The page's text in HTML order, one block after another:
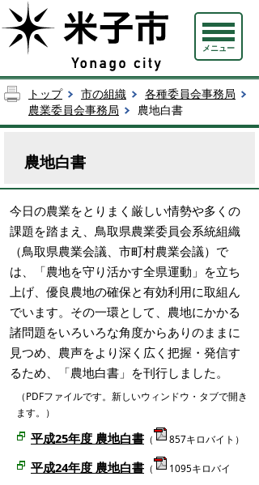
メニュー
トップ 市の組織
各種委員会事務局
農業委員会事務局
農地白書
農地白書
今日の農業をとりまく厳しい情勢や多くの
課題を踏まえ、鳥取県農業委員会系統組織
（鳥取県農業会議、市町村農業会議）で
は、「農地を守り活かす全県運動」を立ち
上げ、優良農地の確保と有効利用に取組ん
でいます。その一環として、農地にかかる
諸問題をいろいろな角度からありのままに
見つめ、農声をより深く広く把握・発信す
るため、「農地白書」を刊行しました。
（PDFファイルです。新しいウィンドウ・タブで開き
ます。）
平成25年度 農地白書 （ 857キロバイト）
平成24年度 農地白書 （
1095キロバイ